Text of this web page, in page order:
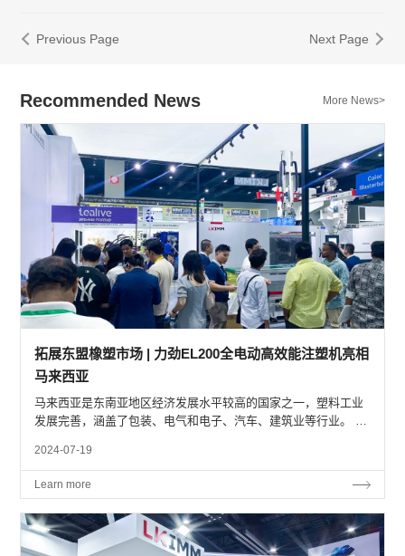
Previous Page Next Page
Recommended News More News>
拓展东盟橡塑市场 | 力劲EL200全电动高效能注塑机亮相
马来西亚
马来西亚是东南亚地区经济发展水平较高的国家之一，塑料工业
发展完善，涵盖了包装、电气和电子、汽车、建筑业等行业。 为
能、绿色环保装备的应用比例，力劲塑机携至...
2024-07-19
Learn more